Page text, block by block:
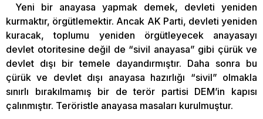
Yeni bir anayasa yapmak demek, devleti yeniden
kurmaktır, örgütlemektir. Ancak AK Parti, devleti yeniden
kuracak, toplumu yeniden örgütleyecek anayasayı
devlet otoritesine değil de “sivil anayasa” gibi çürük ve
devlet dışı bir temele dayandırmıştır. Daha sonra bu
çürük ve devlet dışı anayasa hazırlığı “sivil” olmakla
sınırlı bırakılmamış bir de terör partisi DEM’in kapısı
çalınmıştır. Teröristle anayasa masaları kurulmuştur.